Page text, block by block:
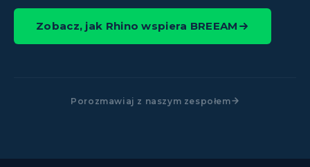
Zobacz, jak Rhino wspiera BREEAM
Porozmawiaj z naszym zespołem